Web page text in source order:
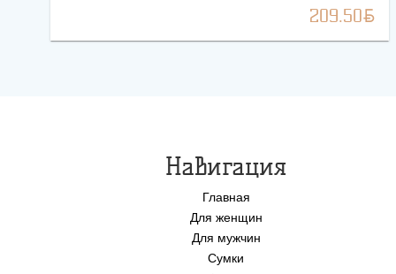
209.50BYN
Навигация
Главная
Для женщин
Для мужчин
Сумки